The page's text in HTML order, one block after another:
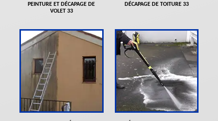
PEINTURE ET DÉCAPAGE DE
VOLET 33
DÉCAPAGE DE TOITURE 33